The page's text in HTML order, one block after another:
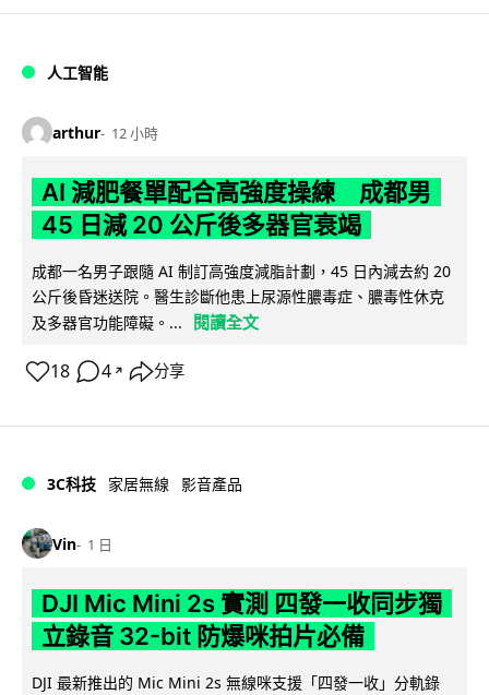
人工智能
arthur 12 小時
AI 減肥餐單配合高強度操練 成都男
45 日減 20 公斤後多器官衰竭
成都一名男子跟隨 AI 制訂高強度減脂計劃，45 日內減去約 20
公斤後昏迷送院。醫生診斷他患上尿源性膿毒症、膿毒性休克
及多器官功能障礙。...
閱讀全文
18 4 ↗ 分享
3C科技 家居無線 影音產品
Vin 1 日
DJI Mic Mini 2s 實測 四發一收同步獨
立錄音 32-bit 防爆咪拍片必備
DJI 最新推出的 Mic Mini 2s 無線咪支援「四發一收」分軌錄